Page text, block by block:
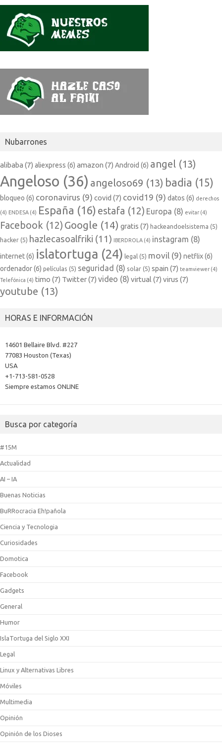
Nubarrones
alibaba (7) aliexpress (6) amazon (7) Android (6) angel (13)
Angeloso (36) angeloso69 (13) badia (15)
bloqueo (6) coronavirus (9) covid (7) covid19 (9) datos (6) derechos
(4) ENDESA (4) España (16) estafa (12) Europa (8) evitar (4)
Facebook (12) Google (14) gratis (7) hackeandoelsistema (5)
hacker (5) hazlecasoalfriki (11) IBERDROLA (4) instagram (8)
internet(6) islatortuga (24) legal (5) movil (9) netflix(6)
ordenador(6) películas (5) seguridad (8) solar (5) spain (7) teamviewer (4)
Telefónica (4) timo (7) Twitter(7) video (8) virtual (7) virus (7)
youtube (13)
HORAS E INFORMACIÓN
14601 Bellaire Blvd. #227
77083 Houston (Texas)
USA
+1-713-581-0528
Siempre estamos ONLINE
Busca por categoría
#15M
Actualidad
AI – IA
Buenas Noticias
BuRRocracia Eh!pañola
Ciencia y Tecnologia
Curiosidades
Domotica
Facebook
Gadgets
General
Humor
IslaTortuga del Siglo XXI
Legal
Linux y Alternativas Libres
Móviles
Multimedia
Opinión
Opinión de los Dioses